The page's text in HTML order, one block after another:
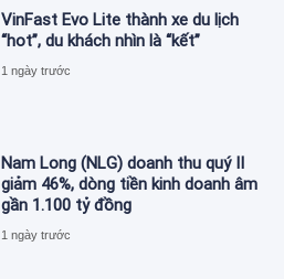
VinFast Evo Lite thành xe du lịch
“hot”, du khách nhìn là “kết”
1 ngày trước
Nam Long (NLG) doanh thu quý II
giảm 46%, dòng tiền kinh doanh âm
gần 1.100 tỷ đồng
1 ngày trước